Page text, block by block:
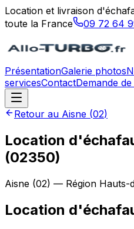
Location et livraison
toute la France
09 72 64
PrésentationGalerie photos
servicesContactDemande
Retour au Aisne (02)
Location
(02350)
Aisne (02) — Région Hauts-
Location